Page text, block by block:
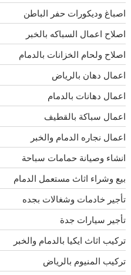
اصباغ وديكورات حفر الباطن
اصلاح اعمال السباكه بالخبر
اصلاح ولحام الخزانات بالدمام
اعمال دهان بالرياض
اعمال دهانات بالدمام
اعمال سباكة بالقطيف
اعمال نجاره الدمام والخبر
انشاء وصيانة حمامات سباحة
بيع وشراء اثاث مستعمل الدمام
تأجير خادمات وشغالات بجده
تأجير سيارات جدة
تركيب اثاث ايكيا بالدمام والخبر
تركيب المنيوم بالرياض